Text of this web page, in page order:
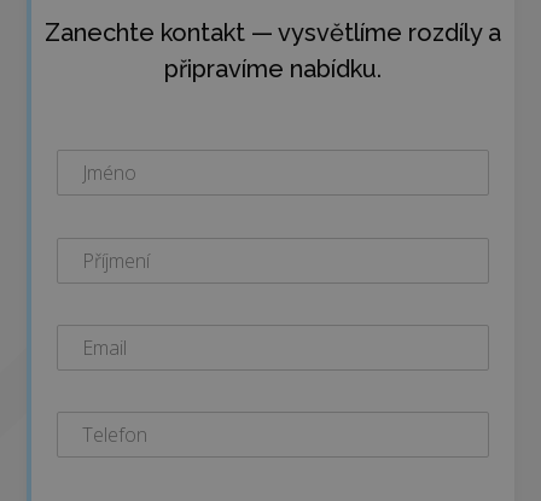
Zanechte kontakt — vysvětlíme rozdíly a
připravíme nabídku.